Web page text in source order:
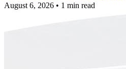
August 6, 2026 • 1 min read